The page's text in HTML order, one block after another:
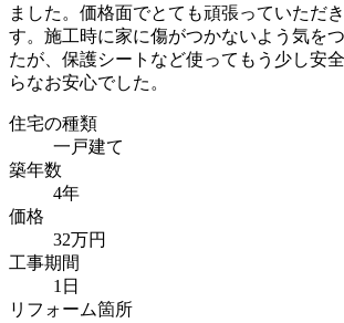
ました。価格面でとても頑張っていただ
す。施工時に家に傷がつかないよう気を
たが、保護シートなど使ってもう少し安
らなお安心でした。
住宅の種類
一戸建て
築年数
4年
価格
32万円
工事期間
1日
リフォーム箇所